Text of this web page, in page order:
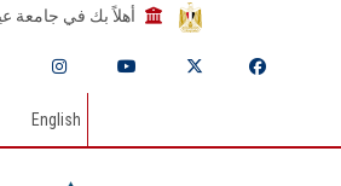
أهلاً بك في
English